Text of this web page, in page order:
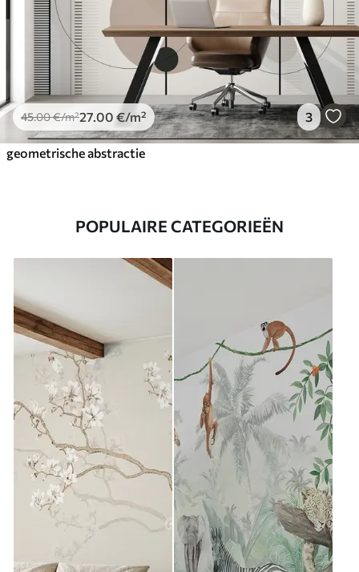
45.00€/m²27 .00 €/m² 3
geometrische abstractie
POPULAIRE CATEGORIEËN